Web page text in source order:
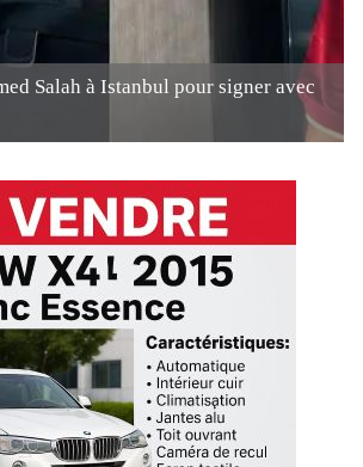
Salah à Istanbul pour signer avec